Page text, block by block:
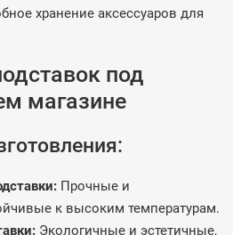
хранение аксессуаров для
под
магазине
Прочные и
к высоким температурам.
Экологичные и эстетичные,